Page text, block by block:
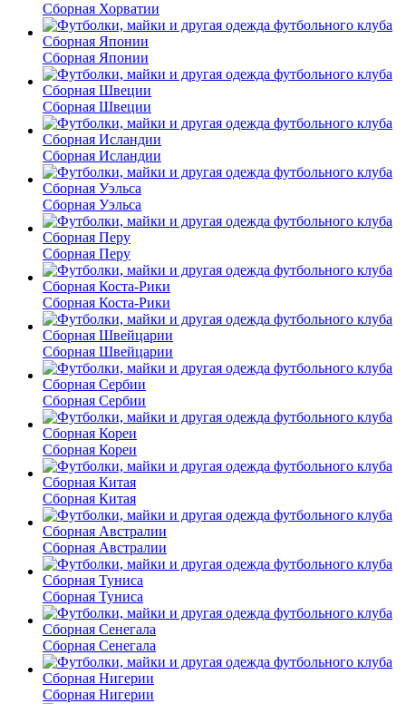
Сборная Хорватии
Сборная Японии
Сборная Швеции
Сборная Исландии
Сборная Уэльса
Сборная Перу
Сборная Коста-Рики
Сборная Швейцарии
Сборная Сербии
Сборная Кореи
Сборная Китая
Сборная Австралии
Сборная Туниса
Сборная Сенегала
Сборная Нигерии